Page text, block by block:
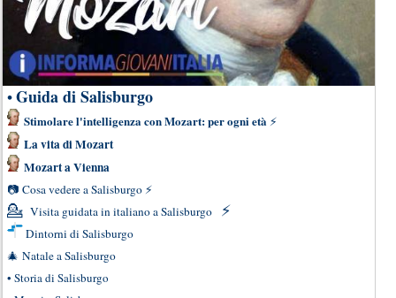
•Guida di Salisburgo
Stimolare l'intelligenza con Mozart: per ogni età ⚡
La vita di Mozart
Mozart a Vienna
📷 Cosa vedere a Salisburgo ⚡
💁 Visita guidata in italiano a Salisburgo ⚡
Dintorni di Salisburgo
🎄 Natale a Salisburgo
• Storia di Salisburgo